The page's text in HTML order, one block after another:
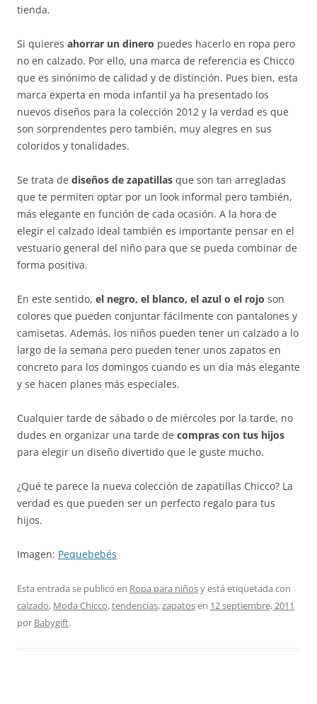
tienda.
Si quieres ahorrar un dinero puedes hacerlo en ropa pero
no en calzado. Por ello, una marca de referencia es Chicco
que es sinónimo de calidad y de distinción. Pues bien, esta
marca experta en moda infantil ya ha presentado los
nuevos diseños para la colección 2012 y la verdad es que
son sorprendentes pero también, muy alegres en sus
coloridos y tonalidades.
Se trata de diseños de zapatillas que son tan arregladas
que te permiten optar por un look informal pero también,
más elegante en función de cada ocasión. A la hora de
elegir el calzado ideal también es importante pensar en el
vestuario general del niño para que se pueda combinar de
forma positiva.
En este sentido, el negro, el blanco, el azul o el rojo son
colores que pueden conjuntar fácilmente con pantalones y
camisetas. Además, los niños pueden tener un calzado a lo
largo de la semana pero pueden tener unos zapatos en
concreto para los domingos cuando es un día más elegante
y se hacen planes más especiales.
Cualquier tarde de sábado o de miércoles por la tarde, no
dudes en organizar una tarde de compras con tus hijos
para elegir un diseño divertido que le guste mucho.
¿Qué te parece la nueva colección de zapatillas Chicco? La
verdad es que pueden ser un perfecto regalo para tus
hijos.
Imagen: Pequebebés
Esta entrada se publicó en Ropa para niñosy está etiquetada con
calzado, Moda Chicco,tendencias,zapatosen 12 septiembre, 2011
por Babygift.